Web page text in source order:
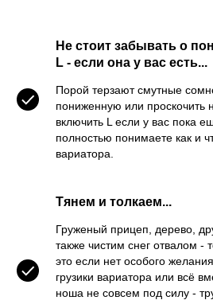
Не стоит забывать о
L - если она у вас есть...
Порой терзают смутные
пониженную или проскочить
включить L если у вас пока
полностью понимаете как и
вариатора.
Тянем и толкаем...
Груженый прицеп, дерево,
также чистим снег отвалом -
это если нет особого
грузики вариатора или всё
ноша не совсем под силу -